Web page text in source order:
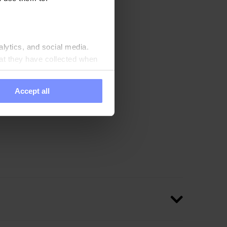
and social media.
they have collected when
Accept all
des laboratoires